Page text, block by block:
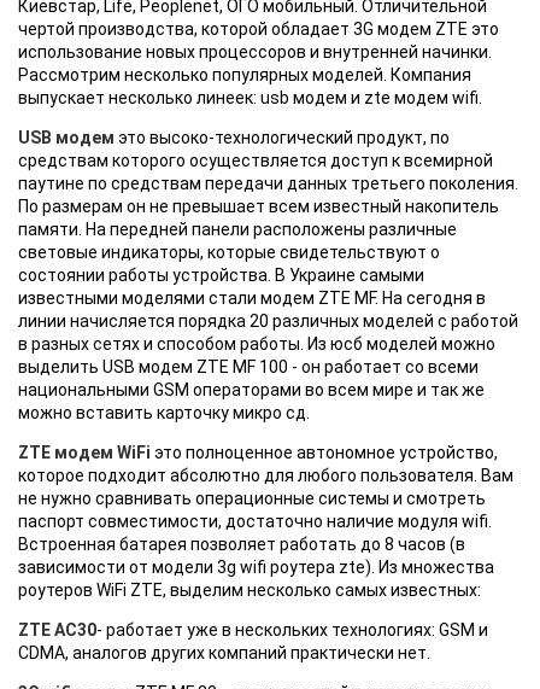
Киевстар, Life, Peoplenet, ОГО мобильный. Отличительной
чертой производства, которой обладает 3G модем ZTE это
использование новых процессоров и внутренней начинки.
Рассмотрим несколько популярных моделей. Компания
выпускает несколько линеек: usb модем и zte модем wifi.
USB модем это высоко-технологический продукт, по
средствам которого осуществляется доступ к всемирной
паутине по средствам передачи данных третьего поколения.
По размерам он не превышает всем известный накопитель
памяти. На передней панели расположены различные
световые индикаторы, которые свидетельствуют о
состоянии работы устройства. В Украине самыми
известными моделями стали модем ZTE MF. На сегодня в
линии начисляется порядка 20 различных моделей с работой
в разных сетях и способом работы. Из юсб моделей можно
выделить USB модем ZTE MF 100 - он работает со всеми
национальными GSM операторами во всем мире и так же
можно вставить карточку микро сд.
ZTE модем WiFi это полноценное автономное устройство,
которое подходит абсолютно для любого пользователя. Вам
не нужно сравнивать операционные системы и смотреть
паспорт совместимости, достаточно наличие модуля wifi.
Встроенная батарея позволяет работать до 8 часов (в
зависимости от модели 3g wifi роутера zte). Из множества
роутеров WiFi ZTE, выделим несколько самых известных:
ZTE AC30- работает уже в нескольких технологиях: GSM и
CDMA, аналогов других компаний практически нет.